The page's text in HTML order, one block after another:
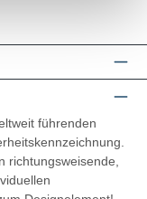
führenden
richtungsweisende,